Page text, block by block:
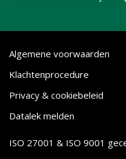
Algemene voorwaarden
Klachtenprocedure
Privacy & cookiebeleid
Datalek melden
ISO 27001 & ISO 9001